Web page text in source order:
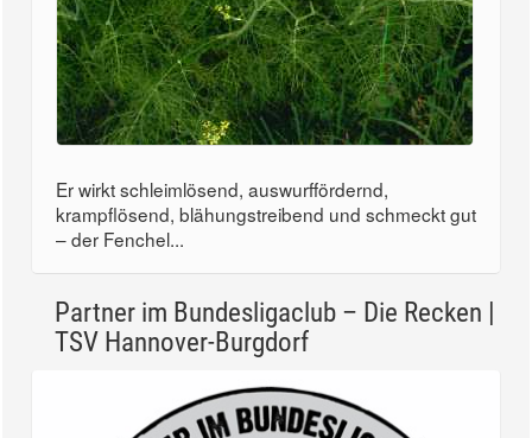
Er wirkt schleimlösend, auswurffördernd,
krampflösend, blähungstreibend und schmeckt gut
– der Fenchel...
Partner im Bundesligaclub – Die Recken |
TSV Hannover-Burgdorf